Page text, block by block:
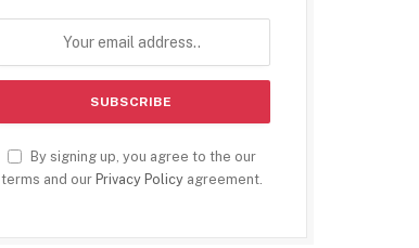
By signing up, you agree to the our
terms and our Privacy Policyagreement.